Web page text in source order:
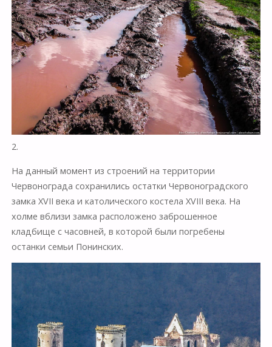
2.
На данный момент из строений на территории
Червонограда сохранились остатки Червоноградского
замка XVII века и католического костела XVIII века. На
холме вблизи замка расположено заброшенное
кладбище с часовней, в которой были погребены
останки семьи Понинских.